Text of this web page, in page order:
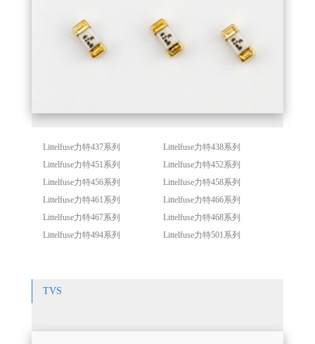
Littelfuse力特437系列
Littelfuse力特438系列
Littelfuse力特451系列
Littelfuse力特452系列
Littelfuse力特456系列
Littelfuse力特458系列
Littelfuse力特461系列
Littelfuse力特466系列
Littelfuse力特467系列
Littelfuse力特468系列
Littelfuse力特494系列
Littelfuse力特501系列
TVS